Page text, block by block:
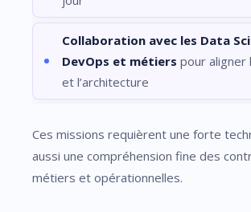
Collaboration avec les Data
DevOps et métiers pour aligner
et l’architecture
Ces missions requièrent une forte
aussi une compréhension fine des
métiers et opérationnelles.